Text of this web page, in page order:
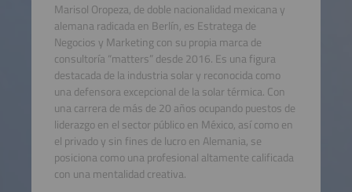
Marisol Oropeza, de doble nacionalidad mexicana y
alemana radicada en Berlín, es Estratega de
Negocios y Marketing con su propia marca de
consultoría “matters” desde 2016. Es una figura
destacada de la industria solar y reconocida como
una defensora excepcional de la solar térmica. Con
una carrera de más de 20 años ocupando puestos de
liderazgo en el sector público en México, así como en
el privado y sin fines de lucro en Alemania, se
posiciona como una profesional altamente calificada
con una mentalidad creativa.